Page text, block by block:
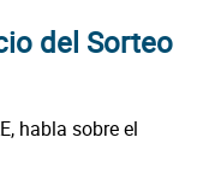
del Sorteo